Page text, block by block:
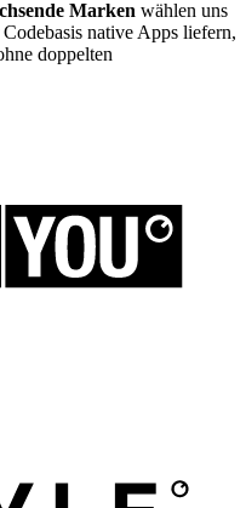
Marken wählen uns
native Apps liefern,
doppelten